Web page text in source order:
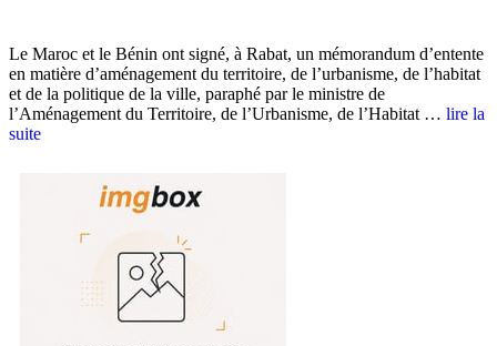
Le Maroc et le Bénin ont signé, à Rabat, un mémorandum d’entente
en matière d’aménagement du territoire, de l’urbanisme, de l’habitat
et de la politique de la ville, paraphé par le ministre de
l’Aménagement du Territoire, de l’Urbanisme, de l’Habitat … lire la
suite